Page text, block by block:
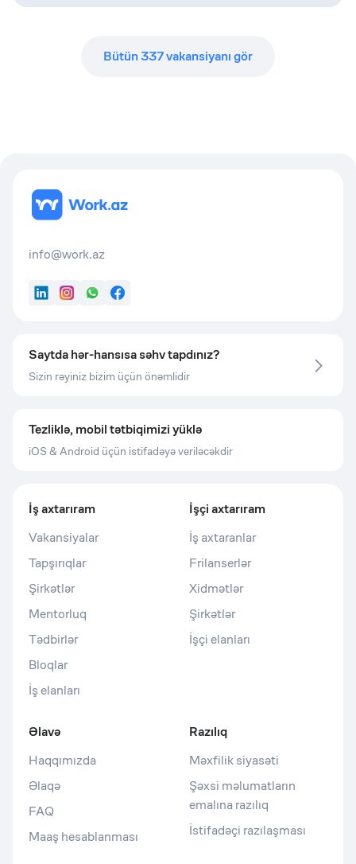
Bütün337vakansiyanı gör
info@work.az
LinkedInInstagram
WhatsApp
Facebook
Saytda hər-hansısa səhv tapdınız?
Sizin rəyiniz bizim üçün önəmlidir
Tezliklə, mobil tətbiqimizi yüklə
iOS & Android üçün istifadəyə veriləcəkdir
İş axtarıram
Vakansiyalar
Tapşırıqlar
Şirkətlər
Mentorluq
Tədbirlər
Bloqlar
İş elanları
İşçi axtarıram
İş axtaranlar
Frilanserlər
Xidmətlər
Şirkətlər
İşçi elanları
Əlavə
Haqqımızda
Əlaqə
FAQ
Maaş hesablanması
Razılıq
Məxfilik siyasəti
Şəxsi məlumatların
emalına razılıq
İstifadəçi razılaşması